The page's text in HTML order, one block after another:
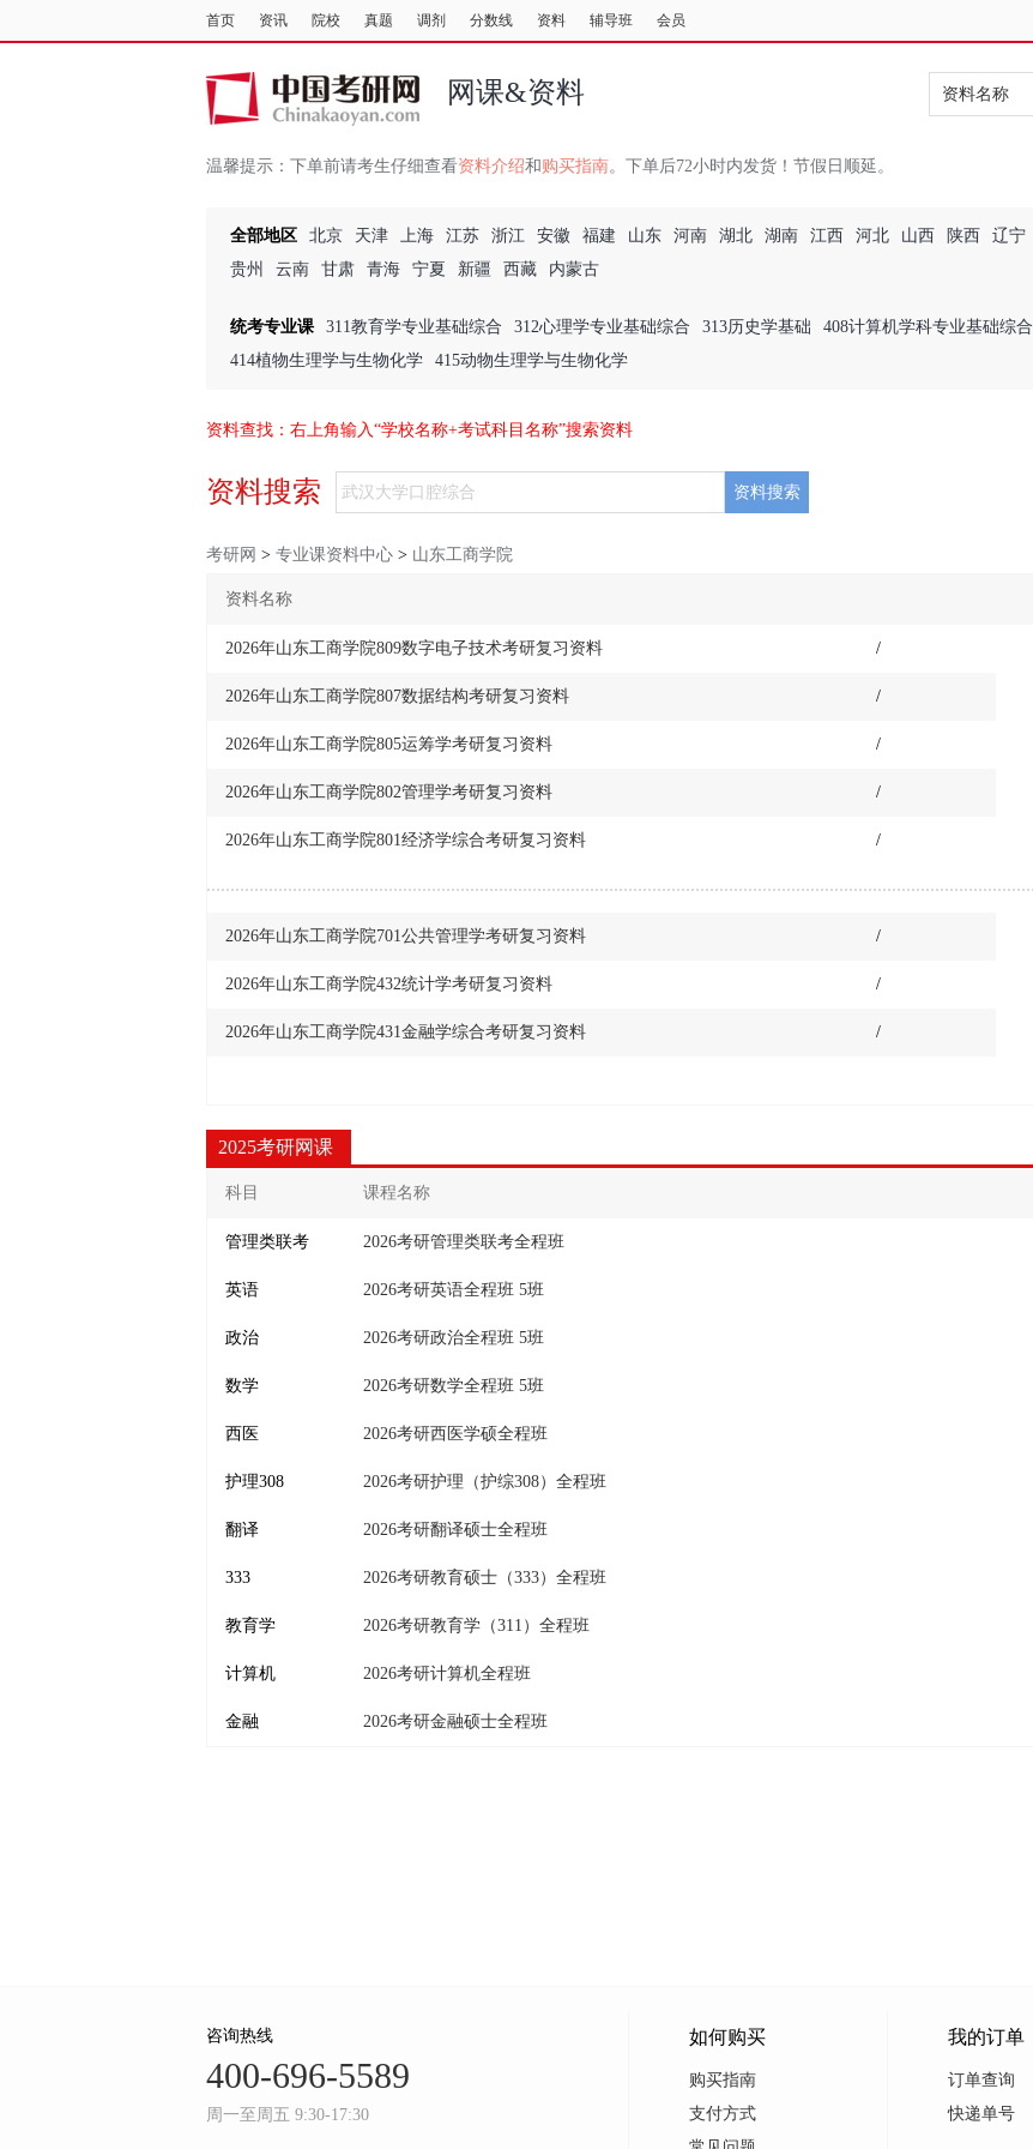
首页 资讯 院校 真题 调剂 分数线 资料 辅导班 会员
网课&资料 资料名称
温馨提示： 下单前请考生仔细查看资料介绍和 购买指南。下单后72小时内发货！节假日顺延。
全部地区 北京 天津 上海 江苏 浙江 安徽 福建 山东 河南 湖北 湖南 江西 河北 山西 陕西 辽宁
贵州
云南 甘肃 青海 宁夏 新疆 西藏 内蒙古
统考专业课 311教育学专业基础综合 312心理学专业基础综合 313历史学基础 408计算机学科专业基础综合
414植物生理学与生物化学
415动物生理学与生物化学
资料查找：右上角输入“学校名称+考试科目名称”搜索资料
资料搜索 资料搜索
考研网 > 专业课资料中心 > 山东工商学院
资料名称
2026年山东工商学院809数字电子技术考研复习资料 /
2026年山东工商学院807数据结构考研复习资料 /
2026年山东工商学院805运筹学考研复习资料 /
2026年山东工商学院802管理学考研复习资料 /
2026年山东工商学院801经济学综合考研复习资料 /
2026年山东工商学院701公共管理学考研复习资料 /
2026年山东工商学院432统计学考研复习资料 /
2026年山东工商学院431金融学综合考研复习资料 /
2025考研网课
科目 课程名称
管理类联考 2026考研管理类联考全程班
英语 2026考研英语全程班 5班
政治 2026考研政治全程班 5班
数学 2026考研数学全程班 5班
西医 2026考研西医学硕全程班
护理308 2026考研护理（护综308）全程班
翻译 2026考研翻译硕士全程班
333 2026考研教育硕士（333）全程班
教育学 2026考研教育学（311）全程班
计算机 2026考研计算机全程班
金融 2026考研金融硕士全程班
咨询热线
400-696-5589
周一至周五 9:30-17:30
如何购买
购买指南
支付方式
我的订单
订单查询
快递单号